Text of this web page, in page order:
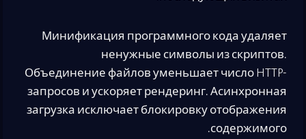
Минификация программного кода удаляет
ненужные символы из скриптов.
Объединение файлов уменьшает число HTTP-
запросов и ускоряет рендеринг. Асинхронная
загрузка исключает блокировку отображения
содержимого.